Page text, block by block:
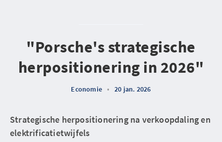
"Porsche's strategische
herpositionering in 2026"
Economie • 20 jan. 2026
Strategische herpositionering na verkoopdaling en
elektrificatietwijfels